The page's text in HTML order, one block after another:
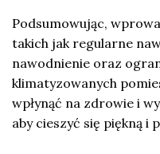
Podsumowując,
takich jak regularne
nawodnienie oraz
klimatyzowanych
wpłynąć na zdrowie i
aby cieszyć się piękną i